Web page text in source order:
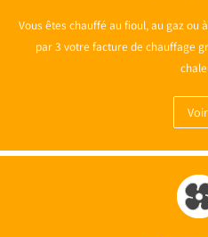
Vous êtes chauffé au fioul, au gaz ou
par 3 votre facture de chauffage
Voir